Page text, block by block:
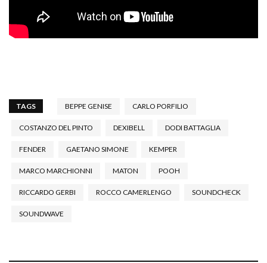
TAGS BEPPE GENISE CARLO PORFILIO
COSTANZO DEL PINTO DEXIBELL DODI BATTAGLIA
FENDER GAETANO SIMONE KEMPER
MARCO MARCHIONNI MATON POOH
RICCARDO GERBI ROCCO CAMERLENGO SOUNDCHECK
SOUNDWAVE